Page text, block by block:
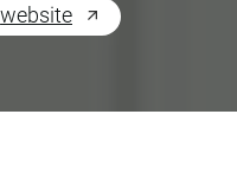
website